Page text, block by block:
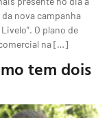
nova campanha
O plano de
na […]
tem dois